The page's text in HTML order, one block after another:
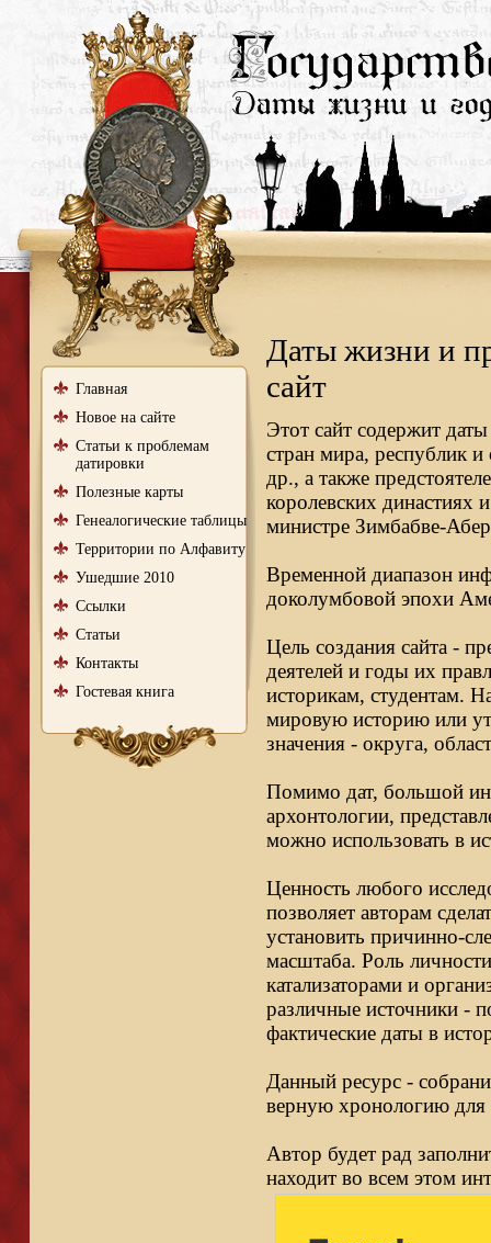
Главная
Новое на сайте
Статьи к проблемам
датировки
Полезные карты
Генеалогические таблицы
Территории по Алфавиту
Ушедшие 2010
Ссылки
Статьи
Контакты
Гостевая книга
Даты жизни и
сайт
Этот сайт содержит
стран мира, республик и
др., а также
королевских династиях
министре Зимбабве-
Временной диапазон
доколумбовой эпохи
Цель создания сайта -
деятелей и годы их
историкам, студентам.
мировую историю или
значения - округа,
Помимо дат, большой
архонтологии,
можно использовать в
Ценность любого
позволяет авторам
установить причинно-
масштаба. Роль
катализаторами и
различные источники -
фактические даты в
Данный ресурс -
верную хронологию для
Автор будет рад
находит во всем этом